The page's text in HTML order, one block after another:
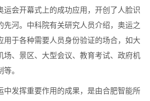
运会开幕式上的成功应用，开创了人脸识
先河。中科院有关研究人员介绍，奥运之
用于各种需要人员身份验证的场合，如大
场、景区、大型会议、教育考试、政府机
。
发挥重要作用的成果，是由合肥智能所